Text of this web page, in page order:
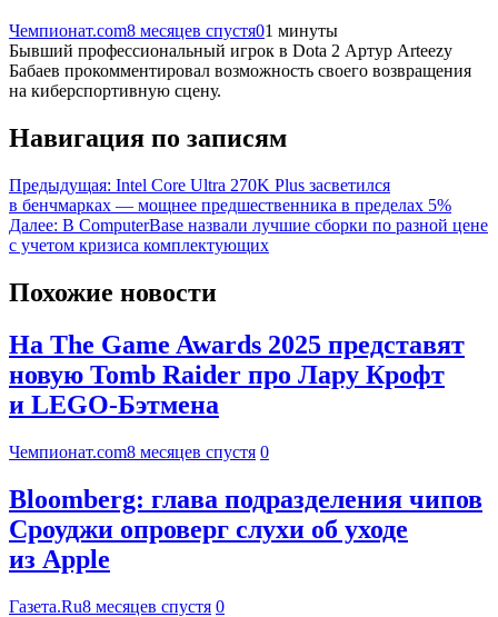
Чемпионат.com8 месяцев спустя01 минуты
Бывший профессиональный игрок в Dota 2 Артур Arteezy
Бабаев прокомментировал возможность своего возвращения
на киберспортивную сцену.
Навигация по записям
Предыдущая: Intel Core Ultra 270K Plus засветился
в бенчмарках — мощнее предшественника в пределах 5%
Далее: В ComputerBase назвали лучшие сборки по разной цене
с учетом кризиса комплектующих
Похожие новости
На The Game Awards 2025 представят
новую Tomb Raider про Лару Крофт
и LEGO-Бэтмена
Чемпионат.com8 месяцев спустя 0
Bloomberg: глава подразделения чипов
Сроуджи опроверг слухи об уходе
из Apple
Газета.Ru8 месяцев спустя 0